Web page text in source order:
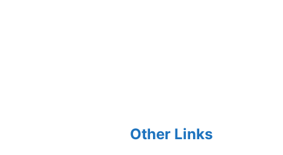
Other Links